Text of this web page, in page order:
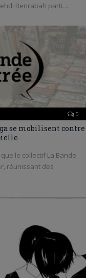
Benrabah parti…
0
se mobilisent contre
le collectif La Bande
réunissant des